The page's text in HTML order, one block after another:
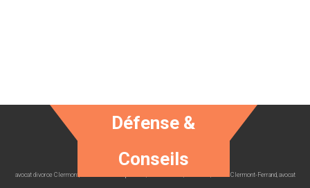
Défense &
Conseils
avocat divorce Clermont, avocat avocat séparation, avocat 63000, avocat 63, avocat Clermont-Ferrand, avocat